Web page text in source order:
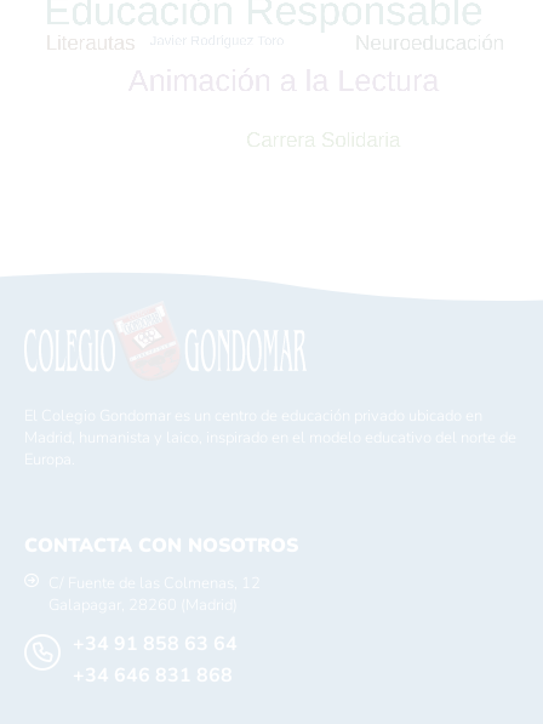
El Colegio Gondomar es un centro de educación privado ubicado en
Madrid, humanista y laico, inspirado en el modelo educativo del norte de
Europa.
CONTACTA CON NOSOTROS
C/ Fuente de las Colmenas, 12
Galapagar, 28260 (Madrid)
+34 91 858 63 64
+34 646 831 868